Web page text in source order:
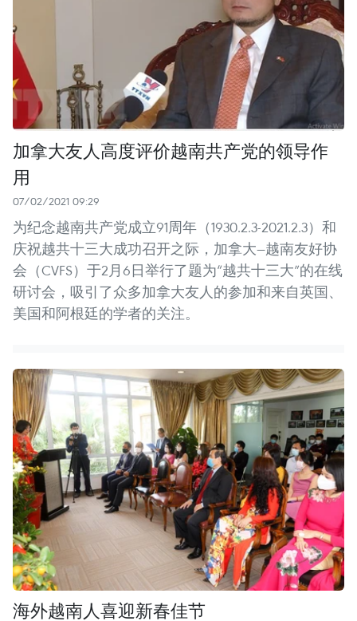
加拿大友人高度评价越南共产党的领导作
用
07/02/2021 09:29
为纪念越南共产党成立91周年（1930.2.3-2021.2.3）和
庆祝越共十三大成功召开之际，加拿大—越南友好协
会（CVFS）于2月6日举行了题为“越共十三大”的在线
研讨会，吸引了众多加拿大友人的参加和来自英国、
美国和阿根廷的学者的关注。
海外越南人喜迎新春佳节